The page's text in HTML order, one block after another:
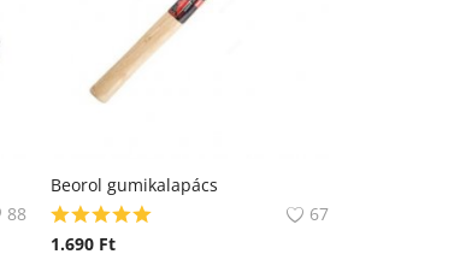
88
Beorol gumikalapács
67
1.690 Ft